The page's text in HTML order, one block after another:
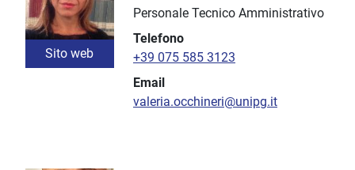
Sito web
Personale Tecnico Amministrativo
Telefono
+39 075 585 3123
Email
valeria.occhineri@unipg.it